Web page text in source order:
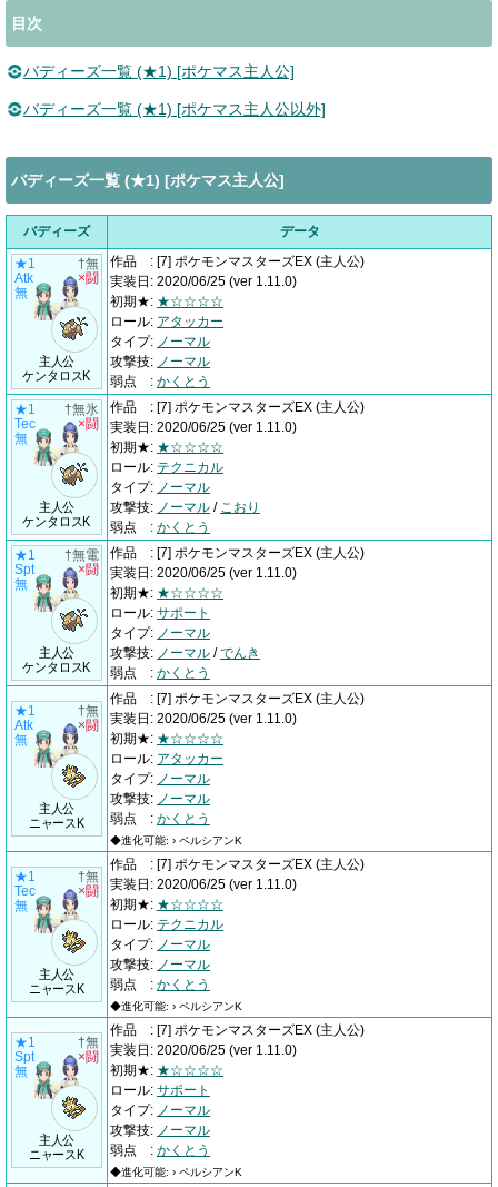
目次
バディーズ一覧 (★1) [ポケマス主人公]
バディーズ一覧 (★1) [ポケマス主人公以外]
バディーズ一覧 (★1) [ポケマス主人公]
バディーズ データ
★1
Atk
無
主人公
ケンタロスK
†無
×闘
作品 : [7] ポケモンマスターズEX (主人公)
実装日 : 2020/06/25 (ver 1.11.0)
初期★: ★☆☆☆☆
ロール: アタッカー
タイプ: ノーマル
攻撃技: ノーマル
弱点
: かくとう
★1
Tec
無
主人公
ケンタロスK
†無氷
×闘
作品 : [7] ポケモンマスターズEX (主人公)
実装日 : 2020/06/25 (ver 1.11.0)
初期★: ★☆☆☆☆
ロール: テクニカル
タイプ: ノーマル
攻撃技: ノーマル / こおり
弱点
: かくとう
★1
Spt
無
主人公
ケンタロスK
†無電
×闘
作品 : [7] ポケモンマスターズEX (主人公)
実装日 : 2020/06/25 (ver 1.11.0)
初期★: ★☆☆☆☆
ロール: サポート
タイプ: ノーマル
攻撃技: ノーマル /でんき
弱点
: かくとう
★1
Atk
無
主人公
ニャースK
†無
×闘
作品 : [7] ポケモンマスターズEX (主人公)
実装日 : 2020/06/25 (ver 1.11.0)
初期★: ★☆☆☆☆
ロール: アタッカー
タイプ: ノーマル
攻撃技: ノーマル
弱点
: かくとう
◆進化可能: › ペルシアンK
★1
Tec
無
主人公
ニャースK
†無
×闘
作品 : [7] ポケモンマスターズEX (主人公)
実装日 : 2020/06/25 (ver 1.11.0)
初期★: ★☆☆☆☆
ロール: テクニカル
タイプ: ノーマル
攻撃技: ノーマル
弱点
: かくとう
◆進化可能: › ペルシアンK
★1
Spt
無
主人公
ニャースK
†無
×闘
作品 : [7] ポケモンマスターズEX (主人公)
実装日 : 2020/06/25 (ver 1.11.0)
初期★: ★☆☆☆☆
ロール: サポート
タイプ: ノーマル
攻撃技: ノーマル
弱点
: かくとう
◆進化可能: › ペルシアンK